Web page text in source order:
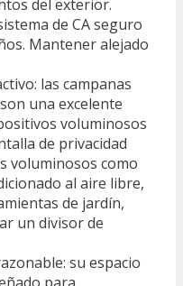
del exterior.
de CA seguro
Mantener alejado
las campanas
una excelente
voluminosos
de privacidad
voluminosos como
al aire libre,
de jardín,
un divisor de
su espacio